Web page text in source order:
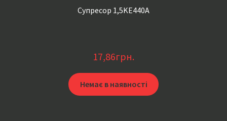
Супресор 1,5KE440A
17,86грн.
Немає в наявності